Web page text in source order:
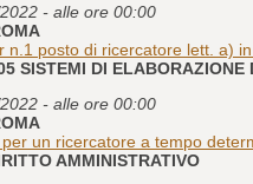
- alle ore 00:00
n.1 posto di ricercatore lett. a)
SISTEMI DI ELABORAZIONE
- alle ore 00:00
un ricercatore a tempo
AMMINISTRATIVO